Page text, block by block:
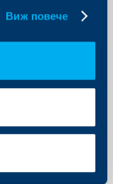
Виж повече